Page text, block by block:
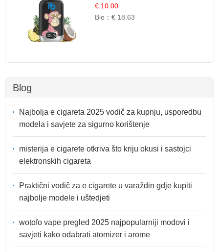
Tropski Desert
€ 10.00
Bio：€ 18.63
Blog
Najbolja e cigareta 2025 vodič za kupnju, usporedbu
modela i savjete za sigurno korištenje
misterija e cigarete otkriva što kriju okusi i sastojci
elektronskih cigareta
Praktični vodič za e cigarete u varaždin gdje kupiti
najbolje modele i uštedjeti
wotofo vape pregled 2025 najpopularniji modovi i
savjeti kako odabrati atomizer i arome